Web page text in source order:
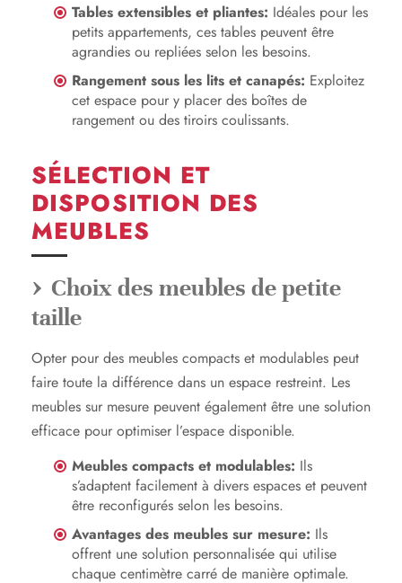
Tables extensibles et pliantes: Idéales pour les
petits appartements, ces tables peuvent être
agrandies ou repliées selon les besoins.
Rangement sous les lits et canapés: Exploitez
cet espace pour y placer des boîtes de
rangement ou des tiroirs coulissants.
SÉLECTION ET
DISPOSITION DES
MEUBLES
Choix des meubles de petite
taille
Opter pour des meubles compacts et modulables peut
faire toute la différence dans un espace restreint. Les
meubles sur mesure peuvent également être une solution
efficace pour optimiser l’espace disponible.
Meubles compacts et modulables: Ils
s’adaptent facilement à divers espaces et peuvent
être reconfigurés selon les besoins.
Avantages des meubles sur mesure: Ils
offrent une solution personnalisée qui utilise
chaque centimètre carré de manière optimale.